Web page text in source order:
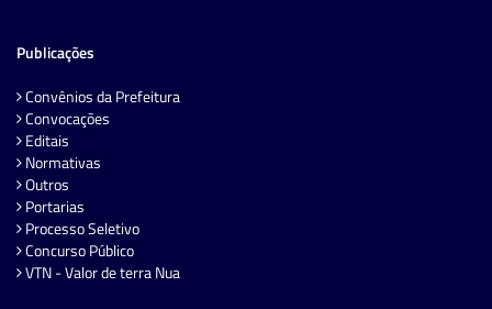
Publicações
Convênios da Prefeitura
Convocações
Editais
Normativas
Outros
Portarias
Processo Seletivo
Concurso Público
VTN - Valor de terra Nua